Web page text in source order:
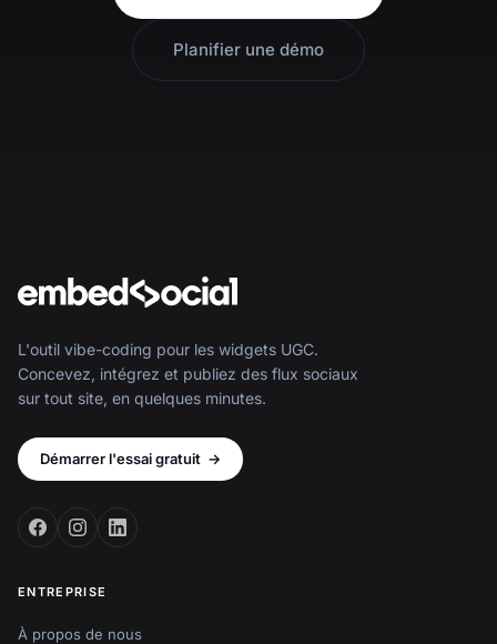
Planifier une démo
L'outil vibe-coding pour les widgets UGC.
Concevez, intégrez et publiez des flux sociaux
sur tout site, en quelques minutes.
Démarrer l'essai gratuit →
ENTREPRISE
À propos de nous